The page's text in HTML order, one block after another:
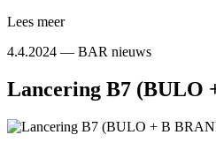
Lees meer
4.4.2024 — BAR nieuws
Lancering B7 (BULO